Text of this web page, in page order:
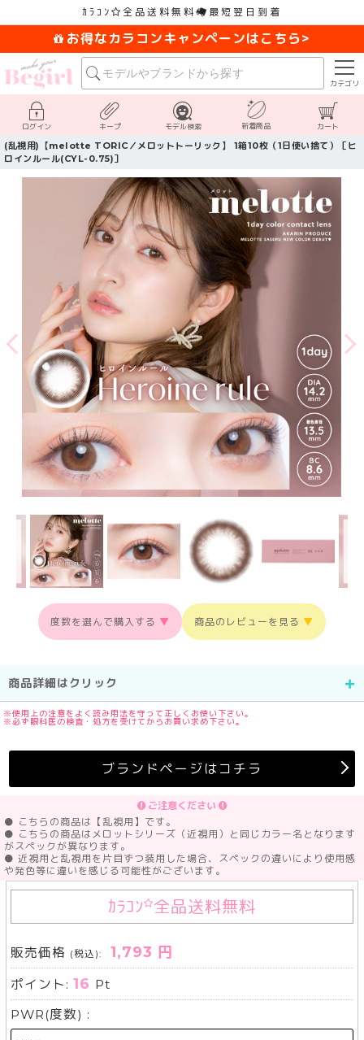
ｶﾗｺﾝ 全品送料無料 最短翌日到着
お得なカラコンキャンペーンはこちら>
カテゴリ
ログイン キープ モデル検索 新着商品 カート
(乱視用)【melotte TORIC／メロットトーリック】 1箱10枚（1日使い捨て）［ヒ
ロインルール(CYL-0.75)］
度数を選んで購入する ▼ 商品のレビューを見る ▼
商品詳細はクリック
※使用上の注意をよく読み用法を守って正しくお使い下さい。
※必ず眼科医の検査・処方を受けてからお買い求め下さい。
ブランドページはコチラ
ご注意ください
● こちらの商品は【乱視用】です。
● こちらの商品はメロットシリーズ（近視用）と同じカラー名となります
がスペックが異なります。
● 近視用と乱視用を片目ずつ装用した場合、スペックの違いにより使用感
や発色等に違いを感じる可能性がございます。
ｶﾗｺﾝ 全品送料無料
販売価格 (税込): 1,793 円
ポイント:16 Pt
PWR(度数) :